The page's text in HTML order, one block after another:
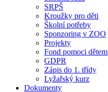
SRPŠ
Kroužky pro děti
Školní potřeby
Sponzoring v ZOO
Projekty
Fond pomoci dětem
GDPR
Zápis do 1. třídy
Lyžařský kurz
Dokumenty